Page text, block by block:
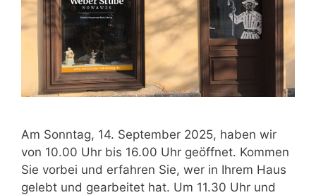
Am Sonntag, 14. September 2025, haben wir
von 10.00 Uhr bis 16.00 Uhr geöffnet. Kommen
Sie vorbei und erfahren Sie, wer in Ihrem Haus
gelebt und gearbeitet hat. Um 11.30 Uhr und